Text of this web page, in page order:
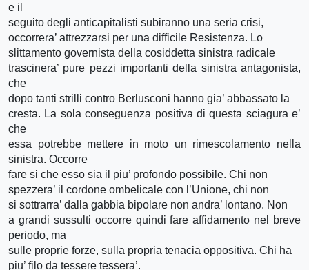
e il
seguito degli anticapitalisti subiranno una seria crisi,
occorrera’ attrezzarsi per una difficile Resistenza. Lo
slittamento governista della cosiddetta sinistra radicale
trascinera’ pure pezzi importanti della sinistra antagonista,
che
dopo tanti strilli contro Berlusconi hanno gia’ abbassato la
cresta. La sola conseguenza positiva di questa sciagura e’
che
essa potrebbe mettere in moto un rimescolamento nella
sinistra. Occorre
fare si che esso sia il piu’ profondo possibile. Chi non
spezzera’ il cordone ombelicale con l’Unione, chi non
si sottrarra’ dalla gabbia bipolare non andra’ lontano. Non
a grandi sussulti occorre quindi fare affidamento nel breve
periodo, ma
sulle proprie forze, sulla propria tenacia oppositiva. Chi ha
piu’ filo da tessere tessera’.